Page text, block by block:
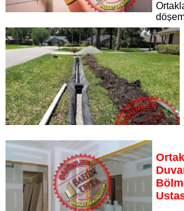
İnşaat Dekorasyon, zeminlerinizi sanat
uzman kadrosuyla Ortaklar Osb
sunuyor
Sayfaya Git
Osb drenaj yapım ustası Şahinler İnşaat
binalarınızı su ve nemden korumak için
sunuyor
Sayfaya Git